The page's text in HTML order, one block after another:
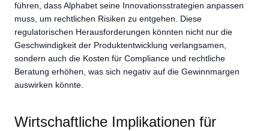
führen, dass Alphabet seine Innovationsstrategien anpassen
muss, um rechtlichen Risiken zu entgehen. Diese
regulatorischen Herausforderungen könnten nicht nur die
Geschwindigkeit der Produktentwicklung verlangsamen,
sondern auch die Kosten für Compliance und rechtliche
Beratung erhöhen, was sich negativ auf die Gewinnmargen
auswirken könnte.
Wirtschaftliche Implikationen für